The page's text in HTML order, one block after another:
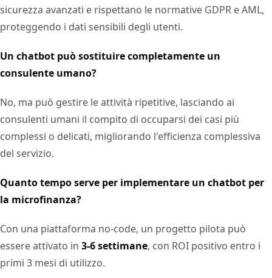
sicurezza avanzati e rispettano le normative GDPR e AML,
proteggendo i dati sensibili degli utenti.
Un chatbot può sostituire completamente un
consulente umano?
No, ma può gestire le attività ripetitive, lasciando ai
consulenti umani il compito di occuparsi dei casi più
complessi o delicati, migliorando l'efficienza complessiva
del servizio.
Quanto tempo serve per implementare un chatbot per
la microfinanza?
Con una piattaforma no-code, un progetto pilota può
essere attivato in 3-6 settimane, con ROI positivo entro i
primi 3 mesi di utilizzo.